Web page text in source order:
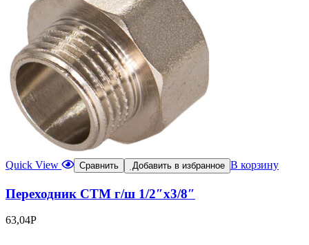
Quick View Сравнить Добавить в избранное В корзину
Переходник СТМ г/ш 1/2″х3/8″
63,04Р